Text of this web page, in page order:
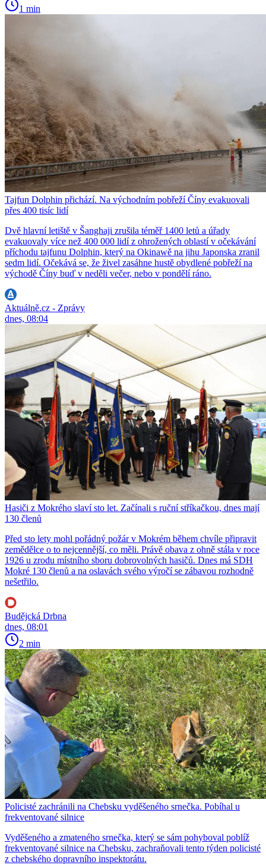
1 min
Tajfun Dolphin přichází. Na východním pobřeží Číny evakuovali
přes 400 tisíc lidí
Dvě hlavní letiště v Šanghaji zrušila téměř 1400 letů a úřady
evakuovaly více než 400 000 lidí z ohrožených oblastí v očekávání
příchodu tajfunu Dolphin, který na Okinawě na jihu Japonska zranil
sedm lidí. Očekává se, že živel zasáhne hustě obydlené pobřeží na
východě Číny buď v neděli večer, nebo v pondělí ráno.
Aktuálně.cz - Zprávy
dnes, 08:04
Hasiči z Mokrého slaví sto let. Začínali s ruční stříkačkou, dnes mají
130 členů
Před sto lety mohl pořádný požár v Mokrém během chvíle připravit
zemědělce o to nejcennější, co měli. Právě obava z ohně stála v roce
1926 u zrodu místního sboru dobrovolných hasičů. Dnes má SDH
Mokré 130 členů a na oslavách svého výročí se zábavou rozhodně
nešetřilo.
Budějcká Drbna
dnes, 08:01
2 min
Policisté zachránili na Chebsku vyděšeného srnečka. Pobíhal u
frekventované silnice
Vyděšeného a zmateného srnečka, který se sám pohyboval poblíž
frekventované silnice na Chebsku, zachraňovali tento týden policisté
z chebského dopravního inspektorátu.